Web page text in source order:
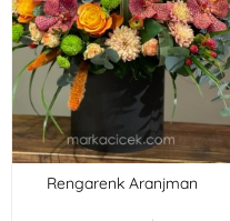
Rengarenk Aranjman